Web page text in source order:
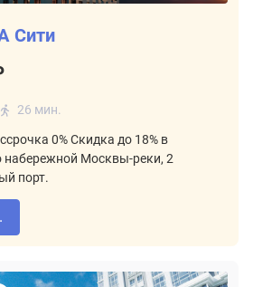
Сити
26 мин.
0% Скидка до 18% в
набережной Москвы-реки, 2
порт.
94